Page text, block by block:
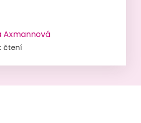
Axmannová
čtení